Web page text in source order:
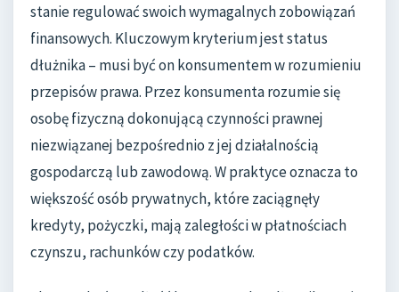
stanie regulować swoich wymagalnych zobowiązań
finansowych. Kluczowym kryterium jest status
dłużnika – musi być on konsumentem w rozumieniu
przepisów prawa. Przez konsumenta rozumie się
osobę fizyczną dokonującą czynności prawnej
niezwiązanej bezpośrednio z jej działalnością
gospodarczą lub zawodową. W praktyce oznacza to
większość osób prywatnych, które zaciągnęły
kredyty, pożyczki, mają zaległości w płatnościach
czynszu, rachunków czy podatków.